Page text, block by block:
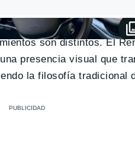
son distintos. El
presencia visual que
la filosofía tradicional